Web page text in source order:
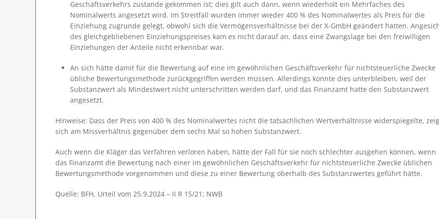
Geschäftsverkehrs zustande gekommen ist; dies gilt auch dann, wenn wiederholt ein Mehrfaches des
Nominalwerts angesetzt wird. Im Streitfall wurden immer wieder 400 % des Nominalwertes als Preis für die
Einziehung zugrunde gelegt, obwohl sich die Vermögensverhältnisse bei der X-GmbH geändert hatten.
des gleichgebliebenen Einziehungspreises kam es nicht darauf an, dass eine Zwangslage bei den freiwilligen
Einziehungen der Anteile nicht erkennbar war.
An sich hätte damit für die Bewertung auf eine im gewöhnlichen Geschäftsverkehr für nichtsteuerliche Zwecke
übliche Bewertungsmethode zurückgegriffen werden müssen. Allerdings konnte dies unterbleiben, weil der
Substanzwert als Mindestwert nicht unterschritten werden darf, und das Finanzamt hatte den Substanzwert
angesetzt.
Hinweise: Dass der Preis von 400 % des Nominalwertes nicht die tatsächlichen Wertverhältnisse widerspiegelte,
sich am Missverhältnis gegenüber dem sechs Mal so hohen Substanzwert.
Auch wenn die Kläger das Verfahren verloren haben, hätte der Fall für sie noch schlechter ausgehen können, wenn
das Finanzamt die Bewertung nach einer im gewöhnlichen Geschäftsverkehr für nichtsteuerliche Zwecke üblichen
Bewertungsmethode vorgenommen und diese zu einer Bewertung oberhalb des Substanzwertes geführt hätte.
Quelle: BFH, Urteil vom 25.9.2024 – II R 15/21; NWB